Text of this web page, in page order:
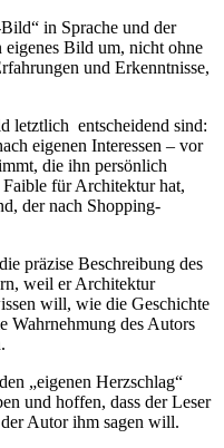
in Sprache und der
eigenes Bild um, nicht ohne
und Erkenntnisse,
letztlich entscheidend sind:
eigenen Interessen – vor
die ihn persönlich
Faible für Architektur hat,
der nach Shopping-
präzise Beschreibung des
weil er Architektur
will, wie die Geschichte
Wahrnehmung des Autors
„eigenen Herzschlag“
und hoffen, dass der Leser
Autor ihm sagen will.